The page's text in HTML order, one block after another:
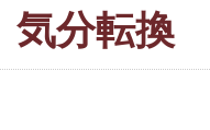
気分転換